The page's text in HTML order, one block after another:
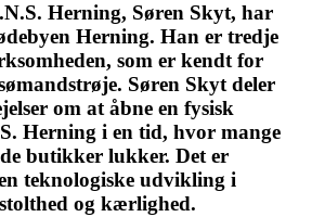
Herning, Søren Skyt, har
Herning. Han er tredje
som er kendt for
Søren Skyt deler
om at åbne en fysisk
Herning i en tid, hvor mange
butikker lukker. Det er
teknologiske udvikling i
og kærlighed.